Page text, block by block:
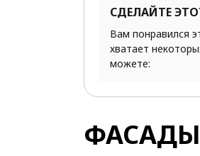
СДЕЛАЙТЕ
Вам понравился
хватает
можете:
ФАСАДЫ